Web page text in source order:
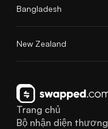
Bangladesh
New Zealand
Trang chủ
Bộ nhận diện thương